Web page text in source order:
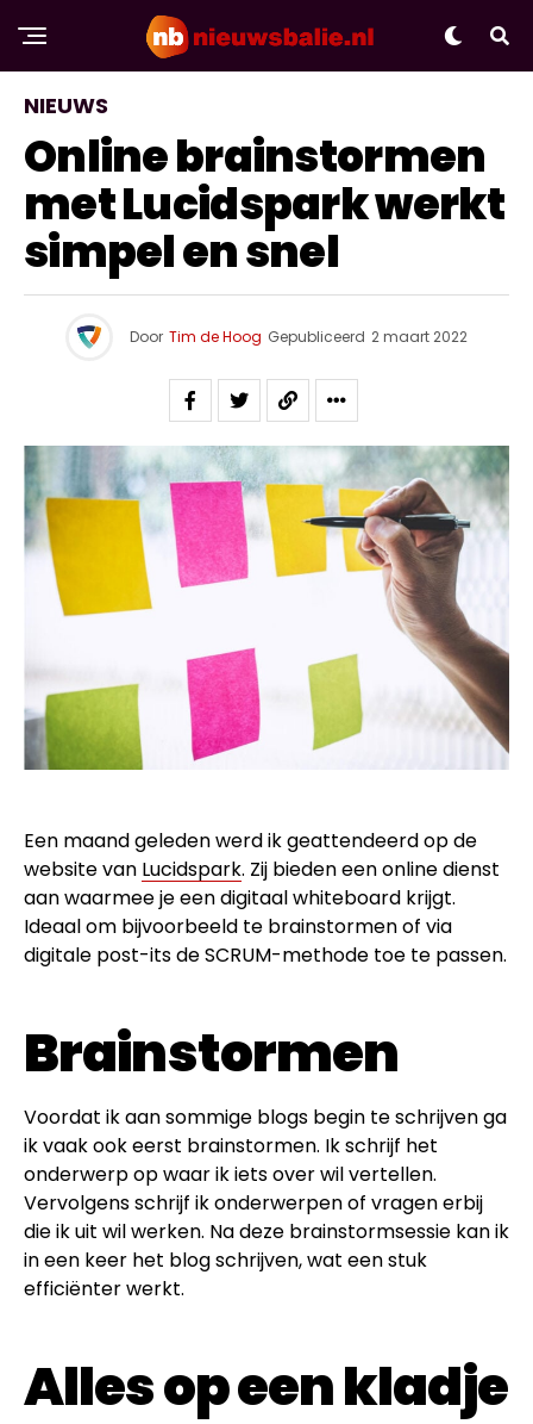
NIEUWS
Online brainstormen
met Lucidspark werkt
simpel en snel
Door Tim de Hoog Gepubliceerd 2 maart 2022
Een maand geleden werd ik geattendeerd op de
website van Lucidspark. Zij bieden een online dienst
aan waarmee je een digitaal whiteboard krijgt.
Ideaal om bijvoorbeeld te brainstormen of via
digitale post-its de SCRUM-methode toe te passen.
Brainstormen
Voordat ik aan sommige blogs begin te schrijven ga
ik vaak ook eerst brainstormen. Ik schrijf het
onderwerp op waar ik iets over wil vertellen.
Vervolgens schrijf ik onderwerpen of vragen erbij
die ik uit wil werken. Na deze brainstormsessie kan ik
in een keer het blog schrijven, wat een stuk
efficiënter werkt.
Alles op een kladje